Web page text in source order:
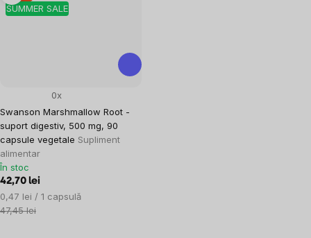
SUMMER SALE
Swanson Marshmallow Root -
suport digestiv, 500 mg, 90
capsule vegetale Supliment
alimentar
0x
În stoc
42,70 lei
Evaluare
preţ:
0,47 lei / 1 capsulă
47,45 lei